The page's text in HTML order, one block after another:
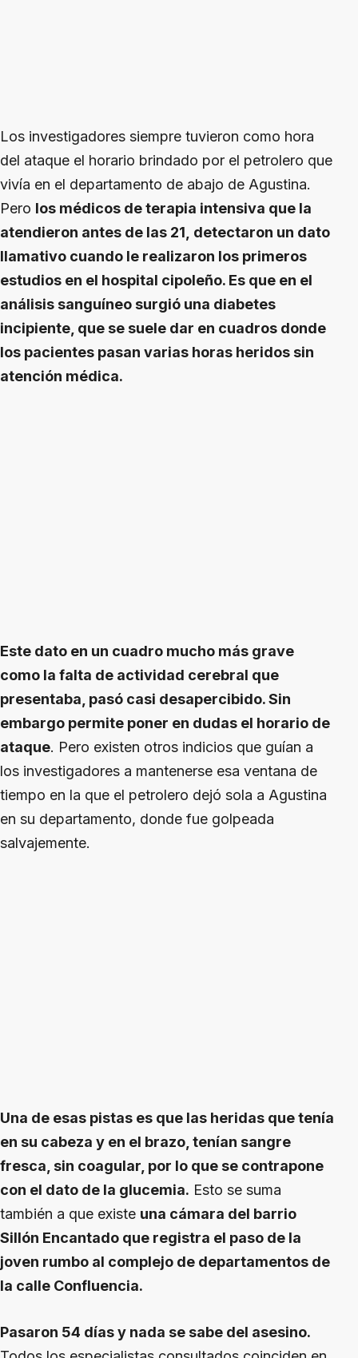
Los investigadores siempre tuvieron como hora
del ataque el horario brindado por el petrolero que
vivía en el departamento de abajo de Agustina.
Pero los médicos de terapia intensiva que la
atendieron antes de las 21, detectaron un dato
llamativo cuando le realizaron los primeros
estudios en el hospital cipoleño. Es que en el
análisis sanguíneo surgió una diabetes
incipiente, que se suele dar en cuadros donde
los pacientes pasan varias horas heridos sin
atención médica.
Este dato en un cuadro mucho más grave
como la falta de actividad cerebral que
presentaba, pasó casi desapercibido. Sin
embargo permite poner en dudas el horario de
ataque. Pero existen otros indicios que guían a
los investigadores a mantenerse esa ventana de
tiempo en la que el petrolero dejó sola a Agustina
en su departamento, donde fue golpeada
salvajemente.
Una de esas pistas es que las heridas que tenía
en su cabeza y en el brazo, tenían sangre
fresca, sin coagular, por lo que se contrapone
con el dato de la glucemia. Esto se suma
también a que existe una cámara del barrio
Sillón Encantado que registra el paso de la
joven rumbo al complejo de departamentos de
la calle Confluencia.
Pasaron 54 días y nada se sabe del asesino.